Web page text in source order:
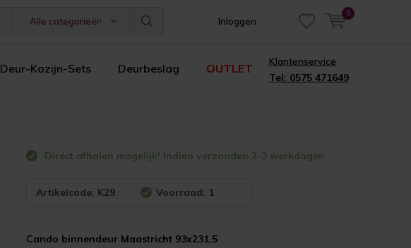
Alle categorieën Inloggen
0
Deur-Kozijn-Sets Deurbeslag OUTLET
Klantenservice
Tel: 0575 471649
Direct afhalen mogelijk! Indien verzonden 2-3 werkdagen
Artikelcode: K29 Voorraad: 1
Cando binnendeur Maastricht 93x231,5